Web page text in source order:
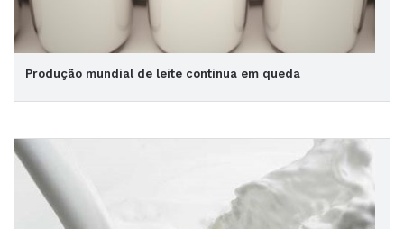
Produção mundial de leite continua em queda